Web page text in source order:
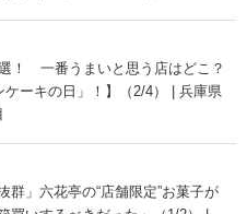
！ 一番うまいと思う店はどこ？
ケーキの日」！】（2/4） | 兵庫県
群」六花亭の“店舗限定”お菓子が